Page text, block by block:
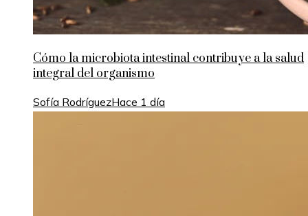
Cómo la microbiota intestinal contribuye a la salud
integral del organismo
Sofía RodríguezHace 1 día